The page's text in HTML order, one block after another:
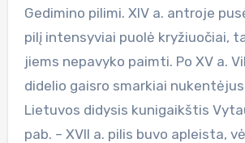
Gedimino pilimi. XIV a. antroje
pilį intensyviai puolė kryžiuočiai,
jiems nepavyko paimti. Po XV a.
didelio gaisro smarkiai
Lietuvos didysis kunigaikštis
pab. – XVII a. pilis buvo apleista,